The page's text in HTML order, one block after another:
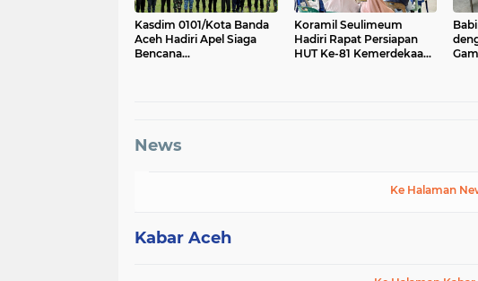
Kasdim 0101/Kota Banda
Aceh Hadiri Apel Siaga
Bencana
Koramil Seulimeum
Hadiri Rapat Persiapan
HUT Ke-81 Kemerdekaan
News
Ke Halaman
Kabar Aceh